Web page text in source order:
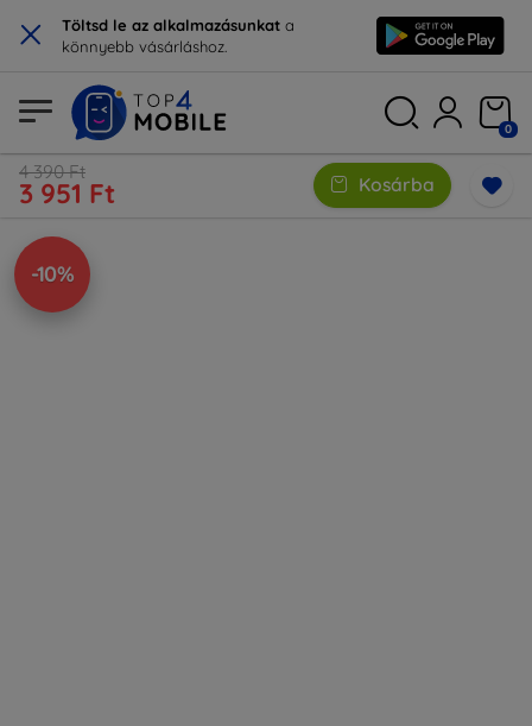
× Töltsd le az alkalmazásunkat a
könnyebb vásárláshoz.
0
4 390 Ft
3 951 Ft Kosárba
-10%